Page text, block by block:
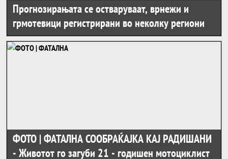
Прогнозирањата се остваруваат, врнежи и
грмотевици регистрирани во неколку региони
ФОТО | ФАТАЛНА СООБРАЌАЈКА КАЈ РАДИШАНИ
- Животот го загуби 21 - годишен мотоциклист